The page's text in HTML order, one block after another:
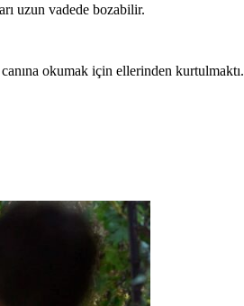
uzun vadede bozabilir.
canına okumak için ellerinden kurtulmaktı.